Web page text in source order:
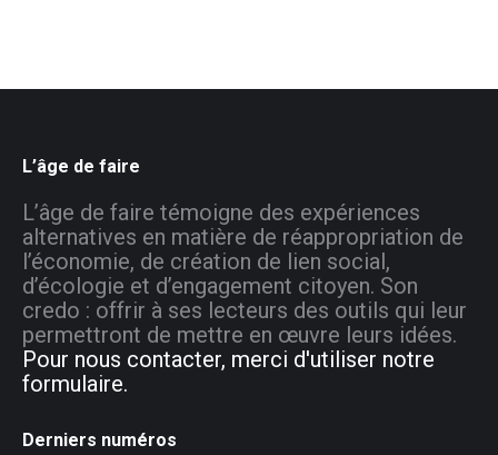
L’âge de faire
L’âge de faire témoigne des expériences
alternatives en matière de réappropriation de
l’économie, de création de lien social,
d’écologie et d’engagement citoyen. Son
credo : offrir à ses lecteurs des outils qui leur
permettront de mettre en œuvre leurs idées.
Pour nous contacter, merci d'utiliser notre
formulaire.
Derniers numéros